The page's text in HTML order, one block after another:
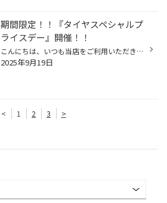
期間限定！！『タイヤスペシャルプ
ライスデー』開催！！
こんにちは、いつも当店をご利用いただきましてありがとうございます。 本日より、コクピット・タイヤ館におきまして、 期間限定！ サイズ限定！！ 数量限定！！！ お得にお買い求めいただける、「タイヤスペシャルプライスデー」がスタートします！ お得なタイヤのご紹介！！ ワゴンR、N-BOX、タン...
2025年9月19日
< 1 2 3 >